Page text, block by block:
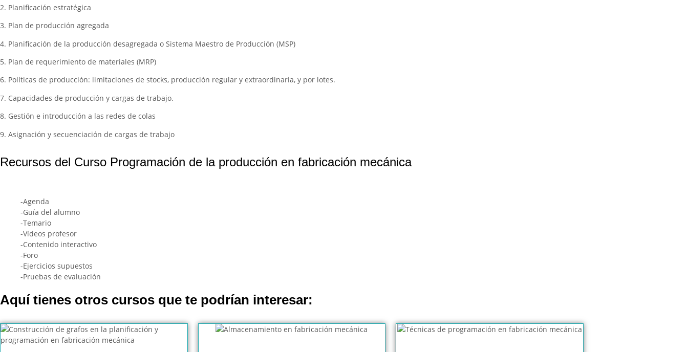
2. Planificación estratégica
3. Plan de producción agregada
4. Planificación de la producción desagregada o Sistema Maestro de Producción (MSP)
5. Plan de requerimiento de materiales (MRP)
6. Políticas de producción: limitaciones de stocks, producción regular y extraordinaria, y por lotes.
7. Capacidades de producción y cargas de trabajo.
8. Gestión e introducción a las redes de colas
9. Asignación y secuenciación de cargas de trabajo
Recursos del Curso Programación de la producción en fabricación mecánica
-Agenda
-Guía del alumno
-Temario
-Vídeos profesor
-Contenido interactivo
-Foro
-Ejercicios supuestos
-Pruebas de evaluación
Aquí tienes otros cursos que te podrían interesar: